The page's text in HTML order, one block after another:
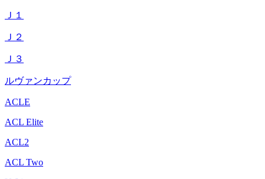
Ｊ１
Ｊ２
Ｊ３
ルヴァンカップ
ACLE
ACL Elite
ACL2
ACL Two